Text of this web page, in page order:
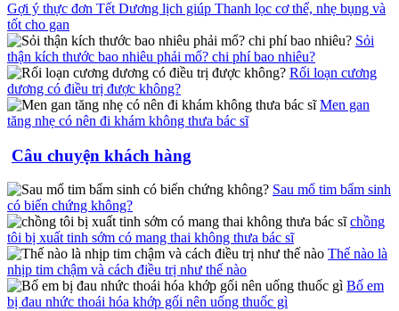
Gợi ý thực đơn Tết Dương lịch giúp Thanh lọc cơ thể, nhẹ bụng và
tốt cho gan
Sỏi
thận kích thước bao nhiêu phải mổ? chi phí bao nhiêu?
Rối loạn cương
dương có điều trị được không?
Men gan
tăng nhẹ có nên đi khám không thưa bác sĩ
Câu chuyện khách hàng
Sau mổ tim bẩm sinh
có biến chứng không?
chồng
tôi bị xuất tinh sớm có mang thai không thưa bác sĩ
Thế nào là
nhịp tim chậm và cách điều trị như thế nào
Bố em
bị đau nhức thoái hóa khớp gối nên uống thuốc gì